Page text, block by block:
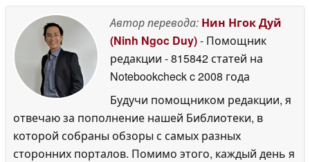
Автор перевода: Нин Нгок Дуй
(Ninh Ngoc Duy)- Помощник
редакции - 815842 статей на
Notebookcheckc 2008 года
Будучи помощником редакции, я
отвечаю за пополнение нашей Библиотеки, в
которой собраны обзоры с самых разных
сторонних порталов. Помимо этого, каждый день я